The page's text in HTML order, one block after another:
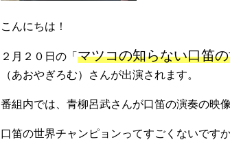
こんにちは！
２月２０日の「 マツコの知らない口笛
（あおやぎろむ）さんが出演されます。
番組内では、青柳呂武さんが口笛の演奏の映
口笛の世界チャンピョンってすごくないです